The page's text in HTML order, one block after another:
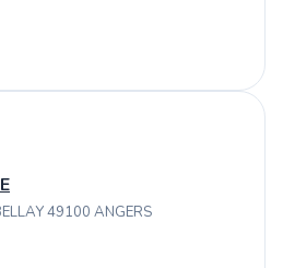
49100 ANGERS